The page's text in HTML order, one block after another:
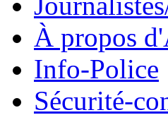
À propos
Info-Police
Sécurité-